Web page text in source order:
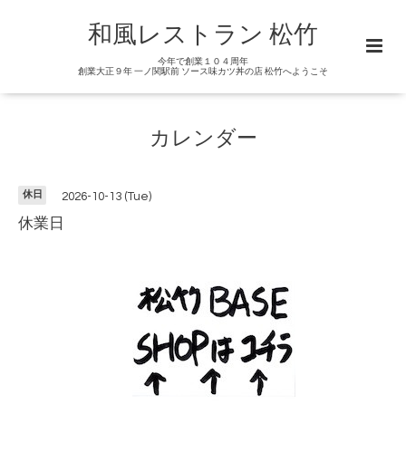
和風レストラン 松竹
今年で創業１０４周年
創業大正９年 一ノ関駅前 ソース味カツ丼の店 松竹へようこそ
カレンダー
休日 2026-10-13 (Tue)
休業日